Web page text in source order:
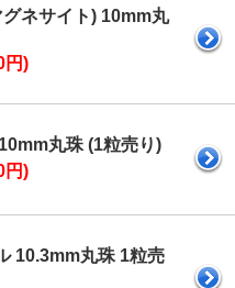
ネサイト) 10mm丸
円)
丸珠 (1粒売り)
円)
10.3mm丸珠 1粒売